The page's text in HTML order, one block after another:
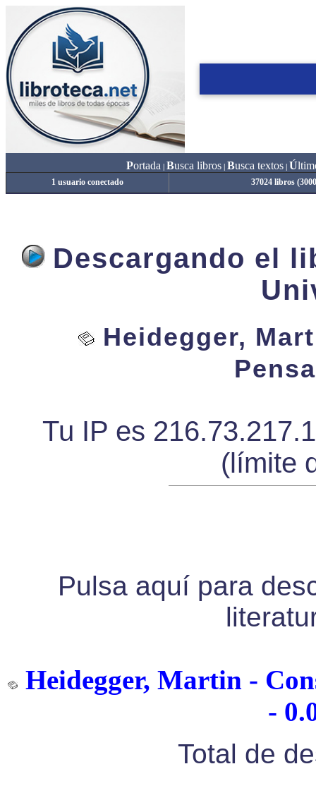
Portada Busca libros| Busca textos| Ú
1 usuario conectado 37024 libros
Descargando el
Heidegger,
Tu IP es
(límite
Pulsa aquí para
Heidegger, Martin -
-
Total de